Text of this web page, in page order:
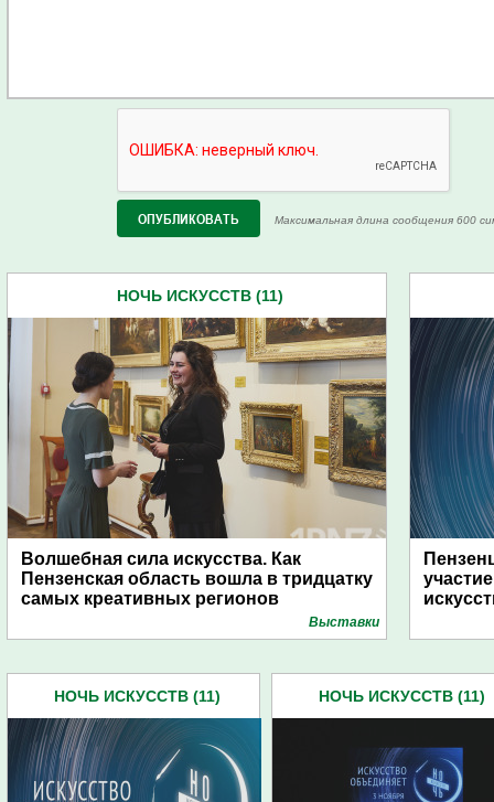
Максимальная длина сообщения 600
НОЧЬ ИСКУССТВ (11)
Волшебная сила искусства. Как
Пензенская область вошла в тридцатку
самых креативных регионов
Выставки
НОЧЬ ИСКУССТВ (11) НОЧЬ ИСКУССТВ (11)